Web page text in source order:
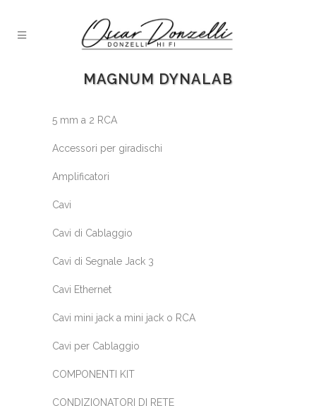
MAGNUM DYNALAB
5 mm a 2 RCA
Accessori per giradischi
Amplificatori
Cavi
Cavi di Cablaggio
Cavi di Segnale Jack 3
Cavi Ethernet
Cavi mini jack a mini jack o RCA
Cavi per Cablaggio
COMPONENTI KIT
CONDIZIONATORI DI RETE